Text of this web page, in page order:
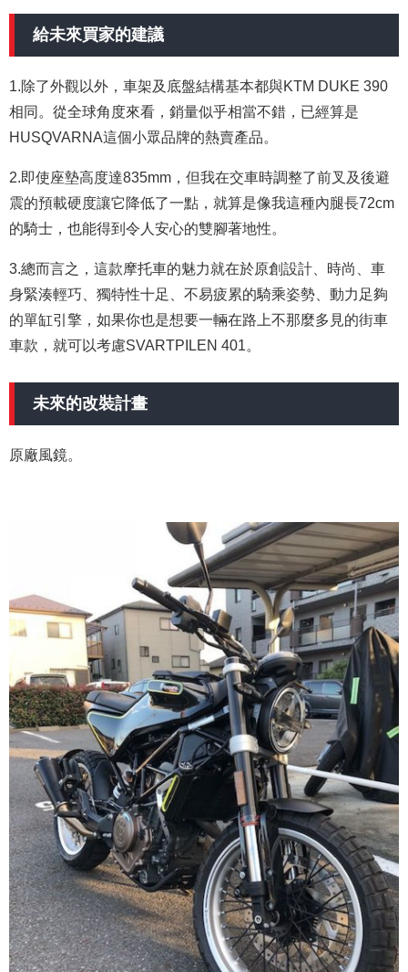
給未來買家的建議
1.除了外觀以外，車架及底盤結構基本都與KTM DUKE 390
相同。從全球角度來看，銷量似乎相當不錯，已經算是
HUSQVARNA這個小眾品牌的熱賣產品。
2.即使座墊高度達835mm，但我在交車時調整了前叉及後避
震的預載硬度讓它降低了一點，就算是像我這種內腿長72cm
的騎士，也能得到令人安心的雙腳著地性。
3.總而言之，這款摩托車的魅力就在於原創設計、時尚、車
身緊湊輕巧、獨特性十足、不易疲累的騎乘姿勢、動力足夠
的單缸引擎，如果你也是想要一輛在路上不那麼多見的街車
車款，就可以考慮SVARTPILEN 401。
未來的改裝計畫
原廠風鏡。